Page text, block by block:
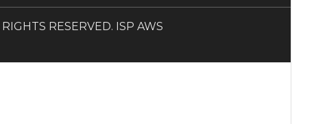
RESERVED. ISP AWS